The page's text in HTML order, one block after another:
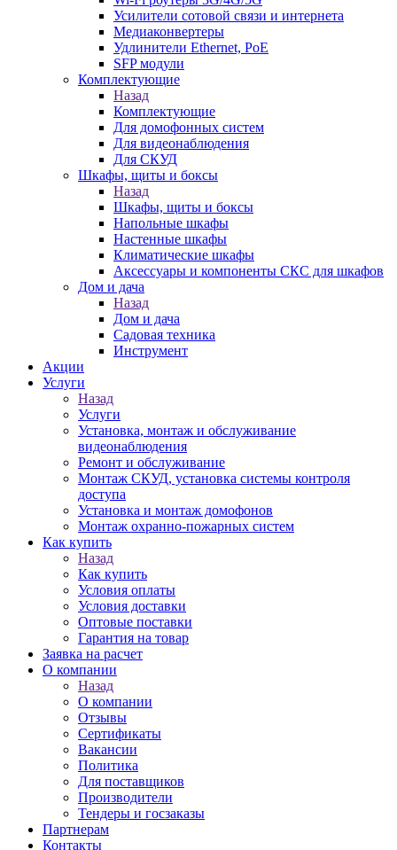
Усилители сотовой связи и интернета
Медиаконвертеры
Удлинители Ethernet, PoE
SFP модули
Комплектующие
Назад
Комплектующие
Для домофонных систем
Для видеонаблюдения
Для СКУД
Шкафы, щиты и боксы
Назад
Шкафы, щиты и боксы
Напольные шкафы
Настенные шкафы
Климатические шкафы
Аксессуары и компоненты СКС для шкафов
Дом и дача
Назад
Дом и дача
Садовая техника
Инструмент
Акции
Услуги
Назад
Услуги
Установка, монтаж и обслуживание
видеонаблюдения
Ремонт и обслуживание
Монтаж СКУД, установка системы контроля
доступа
Установка и монтаж домофонов
Монтаж охранно-пожарных систем
Как купить
Назад
Как купить
Условия оплаты
Условия доставки
Оптовые поставки
Гарантия на товар
Заявка на расчет
О компании
Назад
О компании
Отзывы
Сертификаты
Вакансии
Политика
Для поставщиков
Производители
Тендеры и госзаказы
Партнерам
Контакты